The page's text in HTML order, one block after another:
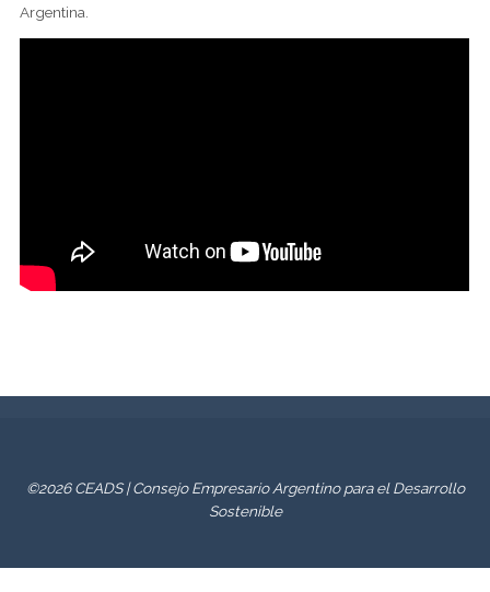
Argentina.
©2026 CEADS | Consejo Empresario Argentino para el Desarrollo
Sostenible